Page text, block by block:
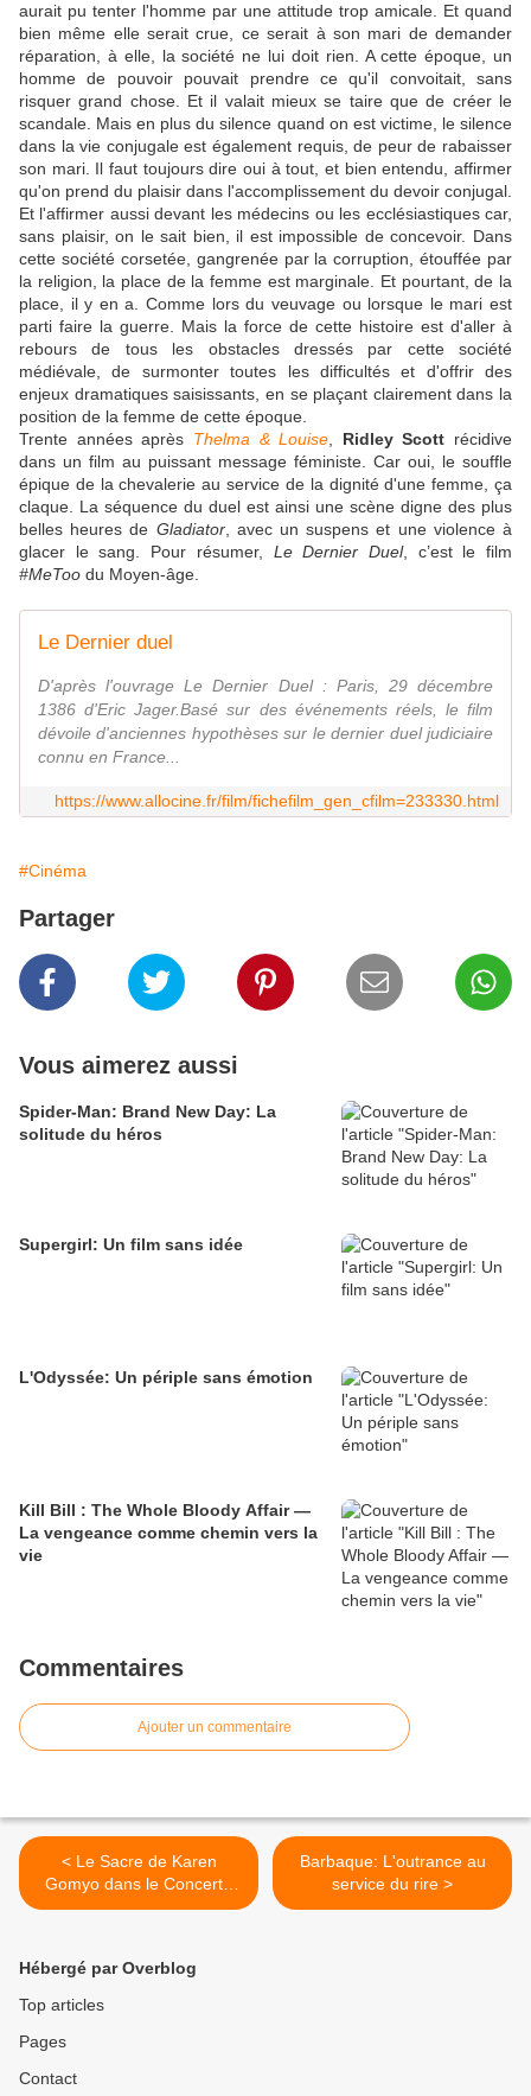
aurait pu tenter l'homme par une attitude trop amicale. Et quand
bien même elle serait crue, ce serait à son mari de demander
réparation, à elle, la société ne lui doit rien. A cette époque, un
homme de pouvoir pouvait prendre ce qu'il convoitait, sans
risquer grand chose. Et il valait mieux se taire que de créer le
scandale. Mais en plus du silence quand on est victime, le silence
dans la vie conjugale est également requis, de peur de rabaisser
son mari. Il faut toujours dire oui à tout, et bien entendu, affirmer
qu'on prend du plaisir dans l'accomplissement du devoir conjugal.
Et l'affirmer aussi devant les médecins ou les ecclésiastiques car,
sans plaisir, on le sait bien, il est impossible de concevoir. Dans
cette société corsetée, gangrenée par la corruption, étouffée par
la religion, la place de la femme est marginale. Et pourtant, de la
place, il y en a. Comme lors du veuvage ou lorsque le mari est
parti faire la guerre. Mais la force de cette histoire est d'aller à
rebours de tous les obstacles dressés par cette société
médiévale, de surmonter toutes les difficultés et d'offrir des
enjeux dramatiques saisissants, en se plaçant clairement dans la
position de la femme de cette époque.
Trente années après Thelma & Louise Ridley Scott récidive
dans un film au puissant message féministe. Car oui, le souffle
épique de la chevalerie au service de la dignité d'une femme, ça
claque. La séquence du duel est ainsi une scène digne des plus
belles heures de Gladiator, avec un suspens et une violence à
glacer le sang. Pour résumer, Le Dernier Duel, c’est le film
#MeToo du Moyen-âge.
Le Dernier duel
D'après l'ouvrage Le Dernier Duel : Paris, 29 décembre
1386 d'Eric Jager.Basé sur des événements réels, le film
dévoile d'anciennes hypothèses sur le dernier duel judiciaire
connu en France...
https://www.allocine.fr/film/fichefilm_gen_cfilm=233330.html
#Cinéma
Partager
Vous aimerez aussi
Spider-Man: Brand New Day: La
solitude du héros
Supergirl: Un film sans idée
L'Odyssée: Un périple sans émotion
Kill Bill : The Whole Bloody Affair —
La vengeance comme chemin vers la
vie
Commentaires
Ajouter un commentaire
< Le Sacre de Karen
Gomyo dans le Concerto
pour violon n°1 de
Mikko Franck
Barbaque: L'outrance au
service du rire >
Hébergé par Overblog
Top articles
Pages
Contact